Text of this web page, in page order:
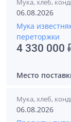
Мука, хлеб,
06.08.2026
Мука
переторжки
4 330 000
Место
Мука, хлеб,
06.08.2026